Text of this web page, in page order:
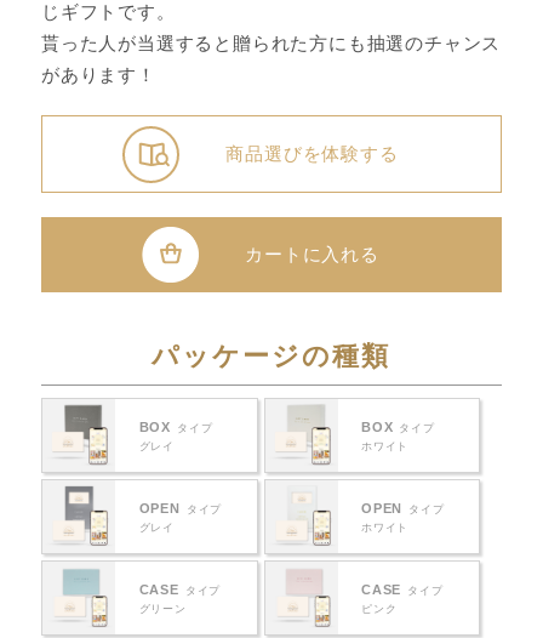
商品選びを体験する
じギフトです。
貰った人が当選すると贈られた方にも抽選のチャンス
があります！
カートに入れる
パッケージの種類
BOX
タイプ
グレイ
BOX タイプ
ホワイト
OPEN
タイプ
グレイ
OPEN
タイプ
ホワイト
CASE
タイプ
グリーン
CASE
タイプ
ピンク